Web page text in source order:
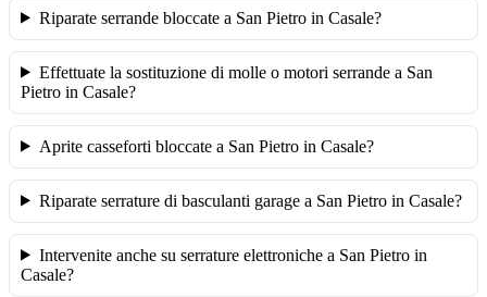
Riparate serrande bloccate a San Pietro in Casale?
Effettuate la sostituzione di molle o motori serrande a San
Pietro in Casale?
Aprite casseforti bloccate a San Pietro in Casale?
Riparate serrature di basculanti garage a San Pietro in Casale?
Intervenite anche su serrature elettroniche a San Pietro in
Casale?